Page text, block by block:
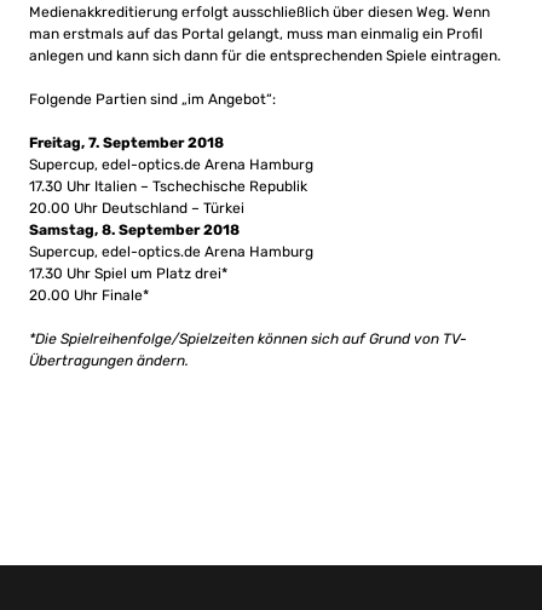
Medienakkreditierung erfolgt ausschließlich über diesen Weg. Wenn
man erstmals auf das Portal gelangt, muss man einmalig ein Profil
anlegen und kann sich dann für die entsprechenden Spiele eintragen.
Folgende Partien sind „im Angebot“:
Freitag, 7. September 2018
Supercup, edel-optics.de Arena Hamburg
17.30 Uhr Italien – Tschechische Republik
20.00 Uhr Deutschland – Türkei
Samstag, 8. September 2018
Supercup, edel-optics.de Arena Hamburg
17.30 Uhr Spiel um Platz drei*
20.00 Uhr Finale*
*Die Spielreihenfolge/Spielzeiten können sich auf Grund von TV-
Übertragungen ändern.